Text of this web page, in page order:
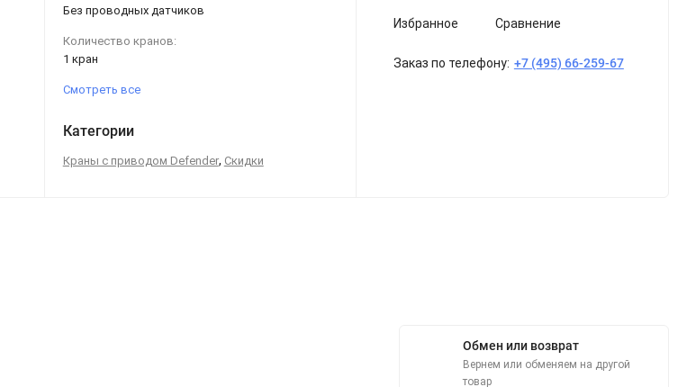
Без проводных датчиков
Количество кранов:
1 кран
Смотреть все
Категории
Краны с приводом Defender, Скидки
Избранное Сравнение
Заказ по телефону: +7 (495) 66-259-67
Обмен или возврат
Вернем или обменяем на другой
товар